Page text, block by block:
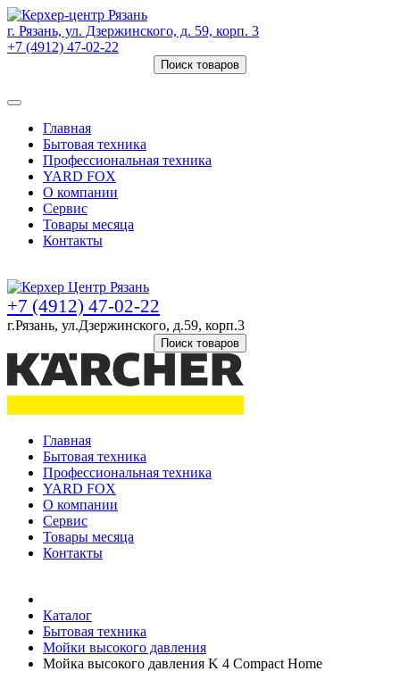
г. Рязань, ул. Дзержинского, д. 59, корп. 3
+7 (4912) 47-02-22
Поиск товаров
Главная
Бытовая техника
Профессиональная техника
YARD FOX
О компании
Сервис
Товары месяца
Контакты
+7 (4912) 47-02-22
г.Рязань, ул.Дзержинского, д.59, корп.3
Поиск товаров
Главная
Бытовая техника
Профессиональная техника
YARD FOX
О компании
Сервис
Товары месяца
Контакты
Каталог
Бытовая техника
Мойки высокого давления
Мойка высокого давления K 4 Compact Home